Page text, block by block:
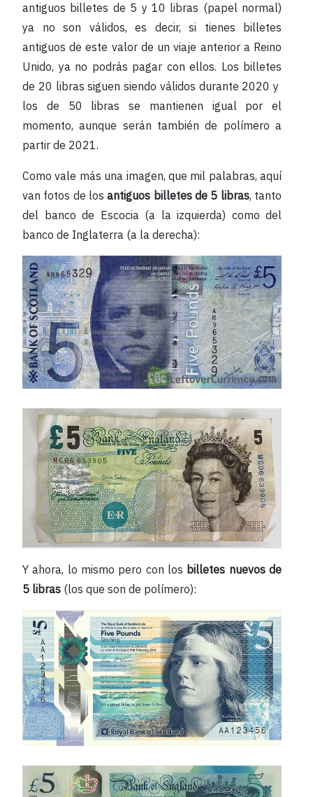
antiguos billetes de 5 y 10 libras (papel normal)
ya no son válidos, es decir, si tienes billetes
antiguos de este valor de un viaje anterior a Reino
Unido, ya no podrás pagar con ellos. Los billetes
de 20 libras siguen siendo válidos durante 2020 y
los de 50 libras se mantienen igual por el
momento, aunque serán también de polímero a
partir de 2021.
Como vale más una imagen, que mil palabras, aquí
van fotos de losantiguos billetes de 5 libras, tanto
del banco de Escocia (a la izquierda) como del
banco de Inglaterra (a la derecha):
Y ahora, lo mismo pero con los billetes nuevos de
5 libras (los que son de polímero):